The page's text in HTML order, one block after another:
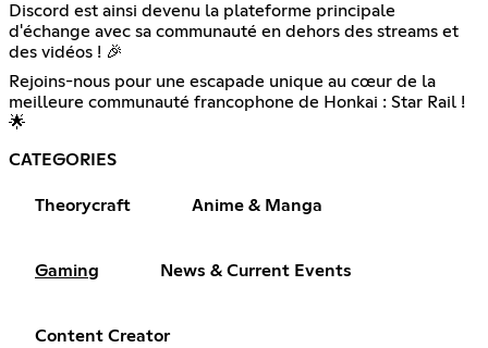
Discord est ainsi devenu la plateforme principale
d'échange avec sa communauté en dehors des streams et
des vidéos ! 🎉
Rejoins-nous pour une escapade unique au cœur de la
meilleure communauté francophone de Honkai : Star Rail !
🌟
CATEGORIES
Theorycraft Anime & Manga
Gaming News & Current Events
Content Creator